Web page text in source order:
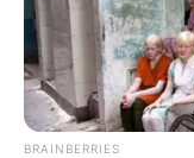
BRAINBERRIES